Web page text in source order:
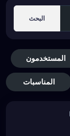
البحث
المستخدمون
المناسبات